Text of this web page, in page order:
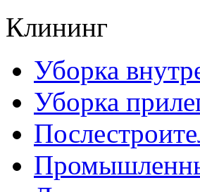
Клининг
Уборка
Уборка